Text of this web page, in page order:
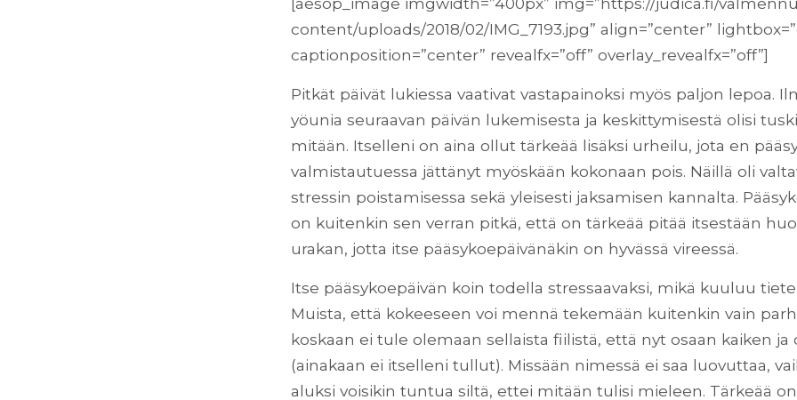
content/uploads/2018/02/IMG_7193.jpg” align=”center”
captionposition=”center” revealfx=”off” overlay_revealfx=”off”]
Pitkät päivät lukiessa vaativat vastapainoksi myös paljon lepoa.
yöunia seuraavan päivän lukemisesta ja keskittymisestä olisi
mitään. Itselleni on aina ollut tärkeää lisäksi urheilu, jota en
valmistautuessa jättänyt myöskään kokonaan pois. Näillä oli
stressin poistamisessa sekä yleisesti jaksamisen kannalta.
on kuitenkin sen verran pitkä, että on tärkeää pitää itsestään
urakan, jotta itse pääsykoepäivänäkin on hyvässä vireessä.
Itse pääsykoepäivän koin todella stressaavaksi, mikä kuuluu
Muista, että kokeeseen voi mennä tekemään kuitenkin vain
koskaan ei tule olemaan sellaista fiilistä, että nyt osaan kaiken ja
(ainakaan ei itselleni tullut). Missään nimessä ei saa luovuttaa,
aluksi voisikin tuntua siltä, ettei mitään tulisi mieleen. Tärkeää